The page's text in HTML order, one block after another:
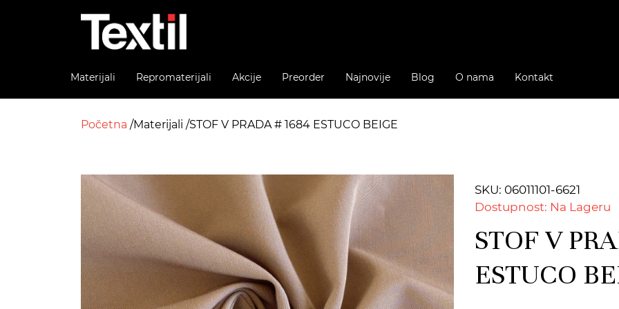
Materijali Repromaterijali Akcije Preorder Najnovije Blog O nama Kontakt
Početna Materijali STOF V PRADA # 1684 ESTUCO BEIGE
SKU: 06011101-6621
Dostupnost: Na Lageru
STOF V
ESTUCO